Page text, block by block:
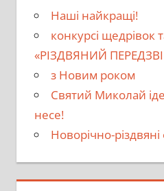
Наші найкращі!
конкурсі щедрівок
«РІЗДВЯНИЙ
з Новим роком
Святий Миколай іде
несе!
Новорічно-різдвяні